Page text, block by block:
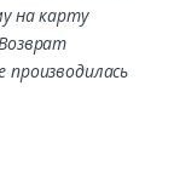
на карту